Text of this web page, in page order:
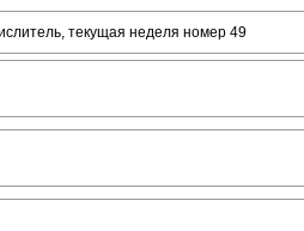
текущая неделя номер 49